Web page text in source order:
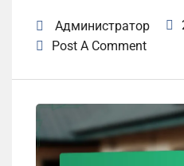
Администратор
Post A Comment